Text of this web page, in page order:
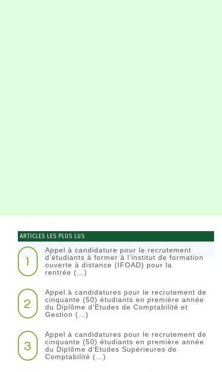
ARTICLES LES PLUS LUS
1
Appel à candidature pour le recrutement
d’étudiants à former à l’institut de formation
ouverte à distance (IFOAD) pour la
rentrée (…)
2
Appel à candidatures pour le recrutement de
cinquante (50) étudiants en première année
du Diplôme d’Etudes de Comptabilité et
Gestion (…)
3
Appel à candidatures pour le recrutement de
cinquante (50) étudiants en première année
du Diplôme d’Etudes Supérieures de
Comptabilité (…)